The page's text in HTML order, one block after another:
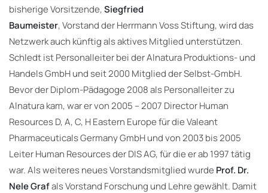
bisherige Vorsitzende,Siegfried
Baumeister, Vorstand der Herrmann Voss Stiftung, wird das
Netzwerk auch künftig als aktives Mitglied unterstützen.
Schledt ist Personalleiter bei der Alnatura Produktions- und
Handels GmbH und seit 2000 Mitglied der Selbst-GmbH.
Bevor der Diplom-Pädagoge 2008 als Personalleiter zu
Alnatura kam, war er von 2005 – 2007 Director Human
Resources D, A, C, H Eastern Europe für die Valeant
Pharmaceuticals Germany GmbH und von 2003 bis 2005
Leiter Human Resources der DIS AG, für die er ab 1997 tätig
war. Als weiteres neues Vorstandsmitglied wurde Prof. Dr.
Nele Grafals Vorstand Forschung und Lehre gewählt. Damit